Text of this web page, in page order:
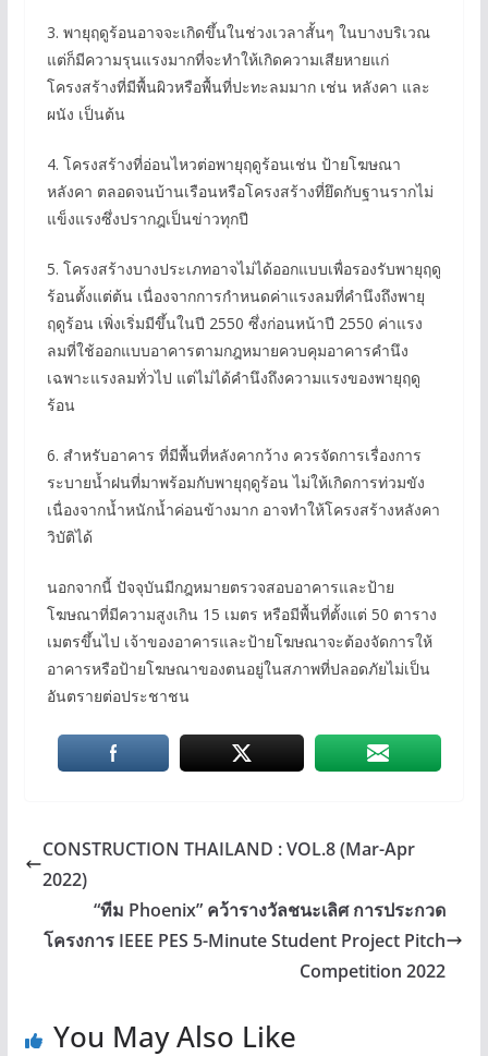
3. พายุฤดูร้อนอาจจะเกิดขึ้นในช่วงเวลาสั้นๆ ในบางบริเวณ
แต่ก็มีความรุนแรงมากที่จะทำให้เกิดความเสียหายแก่
โครงสร้างที่มีพื้นผิวหรือพื้นที่ปะทะลมมาก เช่น หลังคา และ
ผนัง เป็นต้น
4. โครงสร้างที่อ่อนไหวต่อพายุฤดูร้อนเช่น ป้ายโฆษณา
หลังคา ตลอดจนบ้านเรือนหรือโครงสร้างที่ยึดกับฐานรากไม่
แข็งแรงซึ่งปรากฎเป็นข่าวทุกปี
5. โครงสร้างบางประเภทอาจไม่ได้ออกแบบเพื่อรองรับพายุฤดู
ร้อนตั้งแต่ต้น เนื่องจากการกำหนดค่าแรงลมที่คำนึงถึงพายุ
ฤดูร้อน เพิ่งเริ่มมีขึ้นในปี 2550 ซึ่งก่อนหน้าปี 2550 ค่าแรง
ลมที่ใช้ออกแบบอาคารตามกฎหมายควบคุมอาคารคำนึง
เฉพาะแรงลมทั่วไป แต่ไม่ได้คำนึงถึงความแรงของพายุฤดู
ร้อน
6. สำหรับอาคาร ที่มีพื้นที่หลังคากว้าง ควรจัดการเรื่องการ
ระบายน้ำฝนที่มาพร้อมกับพายุฤดูร้อน ไม่ให้เกิดการท่วมขัง
เนื่องจากน้ำหนักน้ำค่อนข้างมาก อาจทำให้โครงสร้างหลังคา
วิบัติได้
นอกจากนี้ ปัจจุบันมีกฎหมายตรวจสอบอาคารและป้าย
โฆษณาที่มีความสูงเกิน 15 เมตร หรือมีพื้นที่ตั้งแต่ 50 ตาราง
เมตรขึ้นไป เจ้าของอาคารและป้ายโฆษณาจะต้องจัดการให้
อาคารหรือป้ายโฆษณาของตนอยู่ในสภาพที่ปลอดภัยไม่เป็น
อันตรายต่อประชาชน
CONSTRUCTION THAILAND : VOL.8 (Mar-Apr
2022)
“ทีม Phoenix” คว้ารางวัลชนะเลิศ การประกวด
โครงการ IEEE PES 5-Minute Student Project Pitch
Competition 2022
You May Also Like